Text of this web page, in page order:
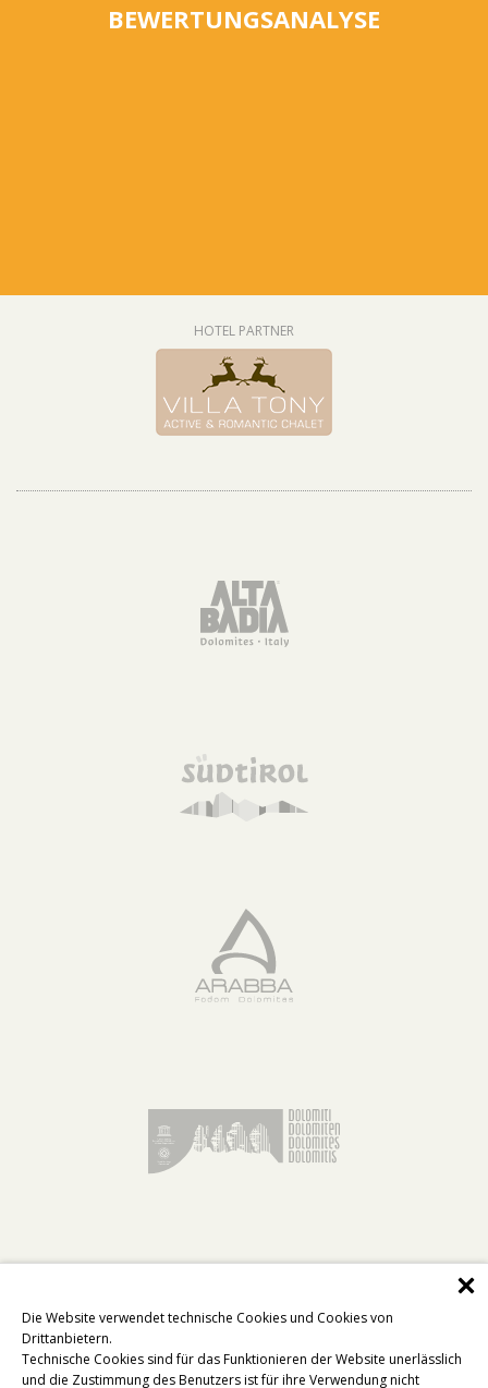
Die Website verwendet technische Cookies und Cookies von
Drittanbietern.
Technische Cookies sind für das Funktionieren der Website unerlässlich
und die Zustimmung des Benutzers ist für ihre Verwendung nicht
BEWERTUNGSANALYSE
HOTEL PARTNER